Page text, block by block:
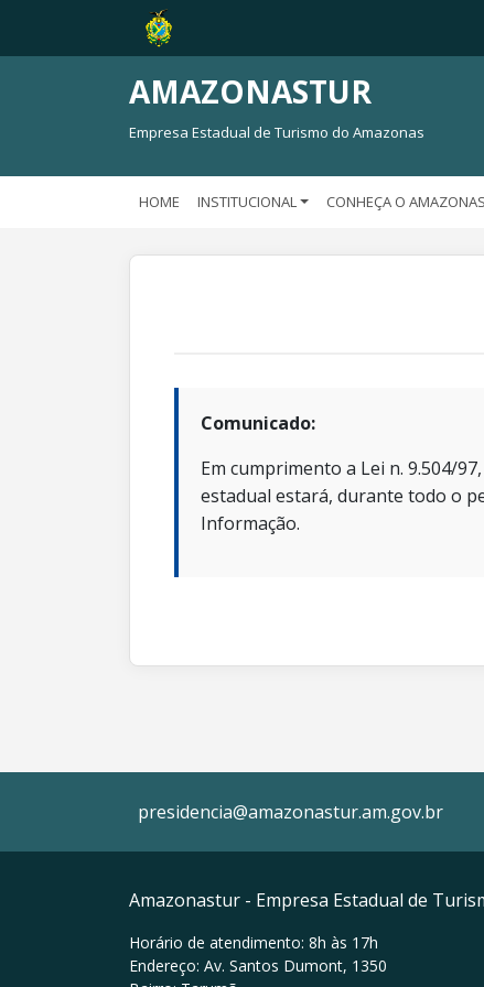
AMAZONASTUR
Empresa Estadual de Turismo do Amazonas
HOME INSTITUCIONAL CONHEÇA O AMAZONAS
Comunicado:
Em cumprimento a Lei n. 9.504/
estadual estará, durante todo o
Informação.
presidencia@amazonastur.am.gov.br
Amazonastur - Empresa Estadual de
Horário de atendimento: 8h às 17h
Endereço: Av. Santos Dumont, 1350